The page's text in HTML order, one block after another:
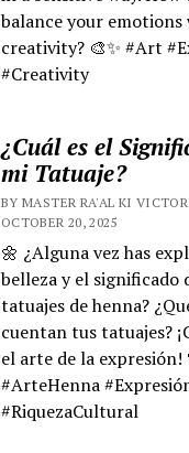
balance your
creativity? 🎨✨ #Art
#Creativity
¿Cuál es el
mi Tatuaje?
BY MASTER RA'AL KI
OCTOBER 20, 2025
🌼 ¿Alguna vez has
belleza y el significado
tatuajes de henna?
cuentan tus tatuajes?
el arte de la expresión!
#ArteHenna
#RiquezaCultural